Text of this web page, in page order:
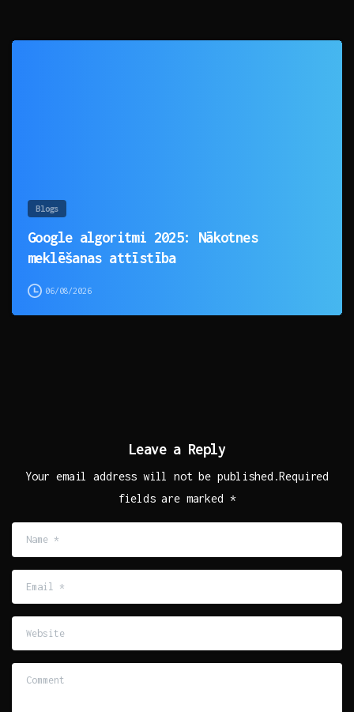
Blogs
Google algoritmi 2025: Nākotnes
meklēšanas attīstība
06/08/2026
Leave a Reply
Your email address will not be published.Required
fields are marked *
*
Website